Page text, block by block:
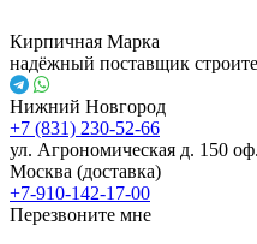
Кирпичная Марка
надёжный поставщик
Нижний Новгород
+7 (831) 230-52-66
ул. Агрономическая д. 150
Москва (доставка)
+7-910-142-17-00
Перезвоните мне